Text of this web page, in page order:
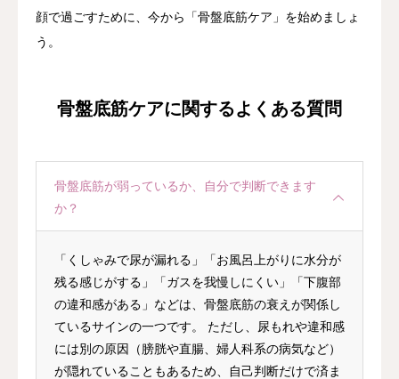
顔で過ごすために、今から「骨盤底筋ケア」を始めましょ
う。
骨盤底筋ケアに関するよくある質問
骨盤底筋が弱っているか、自分で判断できます
か？
「くしゃみで尿が漏れる」「お風呂上がりに水分が
残る感じがする」「ガスを我慢しにくい」「下腹部
の違和感がある」などは、骨盤底筋の衰えが関係し
ているサインの一つです。 ただし、尿もれや違和感
には別の原因（膀胱や直腸、婦人科系の病気など）
が隠れていることもあるため、自己判断だけで済ま